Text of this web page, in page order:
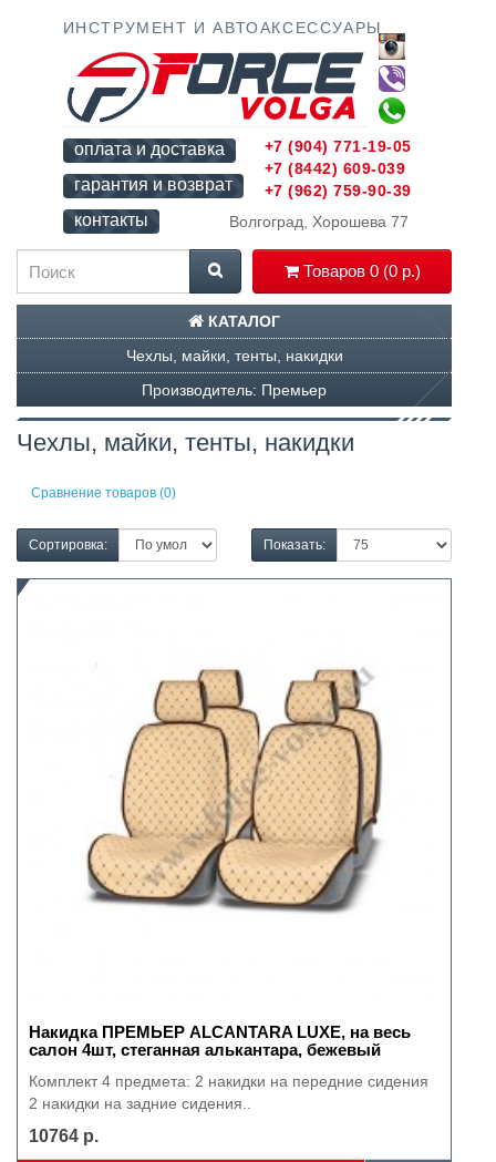
ИНСТРУМЕНТ И АВТОАКСЕССУАРЫ
оплата и доставка
гарантия и возврат
контакты
Волгоград, Хорошева 77
Товаров 0 (0 р.)
+7 (904) 771-19-05
+7 (8442) 609-039
+7 (962) 759-90-39
КАТАЛОГ
Чехлы, майки, тенты, накидки
Производитель: Премьер
Чехлы, майки, тенты, накидки
Сравнение товаров (0)
Сортировка: Показать:
Накидка ПРЕМЬЕР ALCANTARA LUXE, на весь
салон 4шт, стеганная алькантара, бежевый
Комплект 4 предмета: 2 накидки на передние сидения
2 накидки на задние сидения..
10764 р.